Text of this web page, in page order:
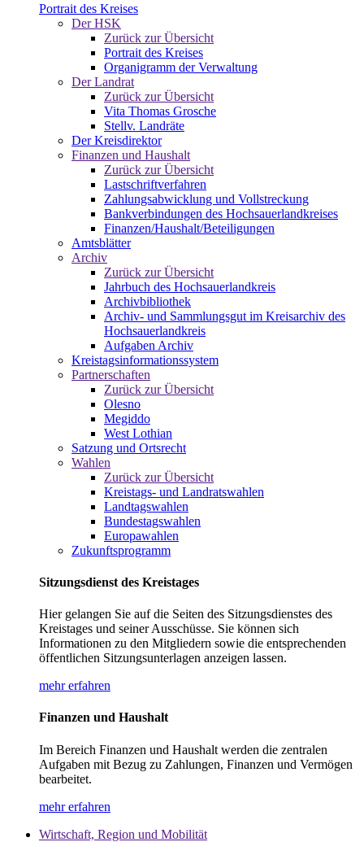
Portrait des Kreises
Der HSK
Zurück zur Übersicht
Portrait des Kreises
Organigramm der Verwaltung
Der Landrat
Zurück zur Übersicht
Vita Thomas Grosche
Stellv. Landräte
Der Kreisdirektor
Finanzen und Haushalt
Zurück zur Übersicht
Lastschriftverfahren
Zahlungsabwicklung und Vollstreckung
Bankverbindungen des Hochsauerlandkreises
Finanzen/Haushalt/Beteiligungen
Amtsblätter
Archiv
Zurück zur Übersicht
Jahrbuch des Hochsauerlandkreis
Archivbibliothek
Archiv- und Sammlungsgut im Kreisarchiv des
Hochsauerlandkreis
Aufgaben Archiv
Kreistagsinformationssystem
Partnerschaften
Zurück zur Übersicht
Olesno
Megiddo
West Lothian
Satzung und Ortsrecht
Wahlen
Zurück zur Übersicht
Kreistags- und Landratswahlen
Landtagswahlen
Bundestagswahlen
Europawahlen
Zukunftsprogramm
Sitzungsdienst des Kreistages
Hier gelangen Sie auf die Seiten des Sitzungsdienstes des
Kreistages und seiner Ausschüsse. Sie können sich
Informationen zu den Mitgliedern sowie die entsprechenden
öffentlichen Sitzungsunterlagen anzeigen lassen.
mehr erfahren
Finanzen und Haushalt
Im Bereich Finanzen und Haushalt werden die zentralen
Aufgaben mit Bezug zu Zahlungen, Finanzen und Vermögen
bearbeitet.
mehr erfahren
Wirtschaft, Region und Mobilität